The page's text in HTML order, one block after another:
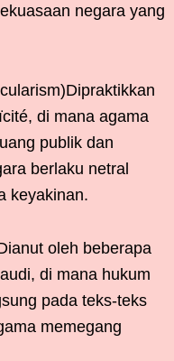
negara yang
di mana agama
publik dan
berlaku netral
keyakinan.
oleh beberapa
di mana hukum
pada teks-teks
memegang